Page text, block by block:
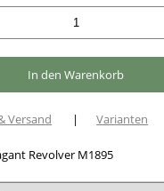
Versand | Varianten
Revolver M1895